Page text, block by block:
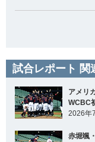
試合レポート 関
アメリ
WCBC
2026年
赤堀颯